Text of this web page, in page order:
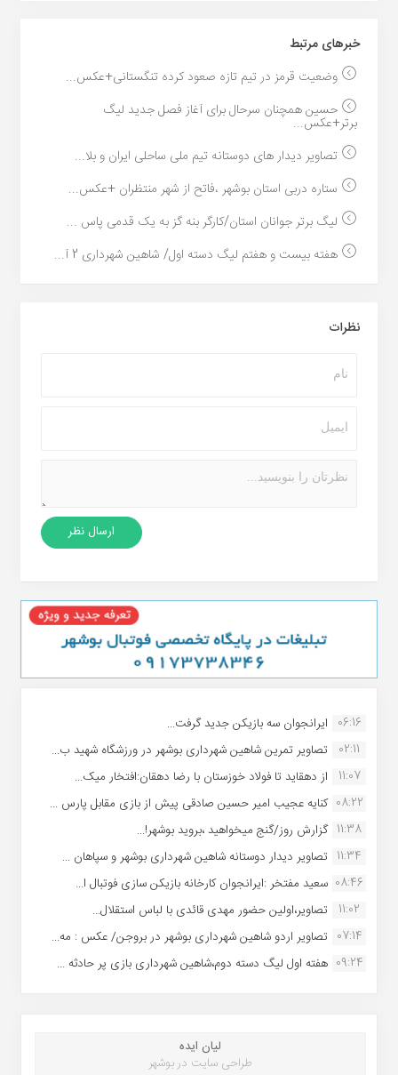
خبر‌های مرتبط
وضعیت قرمز در تیم تازه صعود کرده تنگستانی+عکس...
حسین همچنان سرحال برای آغاز فصل جدید لیگ
برتر+عکس...
تصاویر دیدار های دوستانه تیم ملی ساحلی ایران و بلا...
ستاره دربی استان بوشهر ،فاتح از شهر منتظران +عکس...
لیگ برتر جوانان استان/کارگر بنه گز به یک قدمی پاس ...
هفته بیست و هفتم لیگ دسته اول/ شاهین شهرداری 2 آ...
نظرات
06:16 ایرانجوان سه بازیکن جدید گرفت...
02:11
تصاویر تمرین شاهین شهردارى بوشهر در ورزشگاه شهید ب...
11:07
از دهقاید تا فولاد خوزستان با رضا دهقان:افتخار میک...
08:22 کنایه عجیب امیر حسین صادقی پیش از بازی مقابل پارس ...
11:38 گزارش روز/گنج میخواهید ،بروید بوشهر!...
11:34 تصاویر دیدار دوستانه شاهین شهردارى بوشهر و سپاهان ...
08:46 سعید مفتخر :ایرانجوان کارخانه بازیکن سازی فوتبال ا...
11:02
تصاویر،اولین حضور مهدی قائدی با لباس استقلال...
07:14 تصاویر اردو شاهین شهرداری بوشهر در بروجن/ عکس : مه...
09:24 هفته اول لیگ دسته دوم،شاهین شهرداری بازی پر حادثه ...
لیان ایده
طراحی سایت در بوشهر